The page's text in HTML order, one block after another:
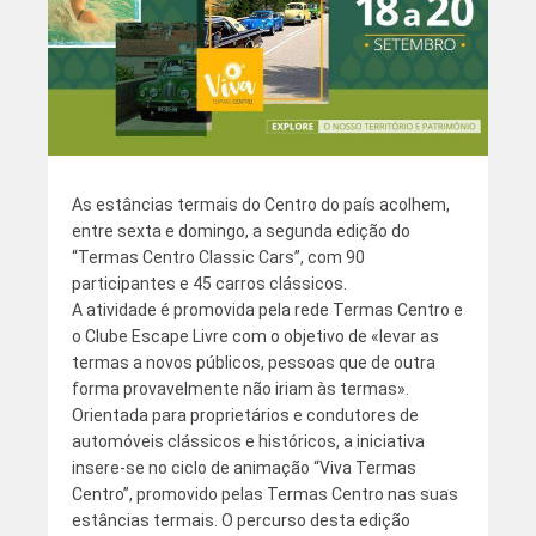
As estâncias termais do Centro do país acolhem,
entre sexta e domingo, a segunda edição do
“Termas Centro Classic Cars”, com 90
participantes e 45 carros clássicos.
A atividade é promovida pela rede Termas Centro e
o Clube Escape Livre com o objetivo de «levar as
termas a novos públicos, pessoas que de outra
forma provavelmente não iriam às termas».
Orientada para proprietários e condutores de
automóveis clássicos e históricos, a iniciativa
insere-se no ciclo de animação “Viva Termas
Centro”, promovido pelas Termas Centro nas suas
estâncias termais. O percurso desta edição